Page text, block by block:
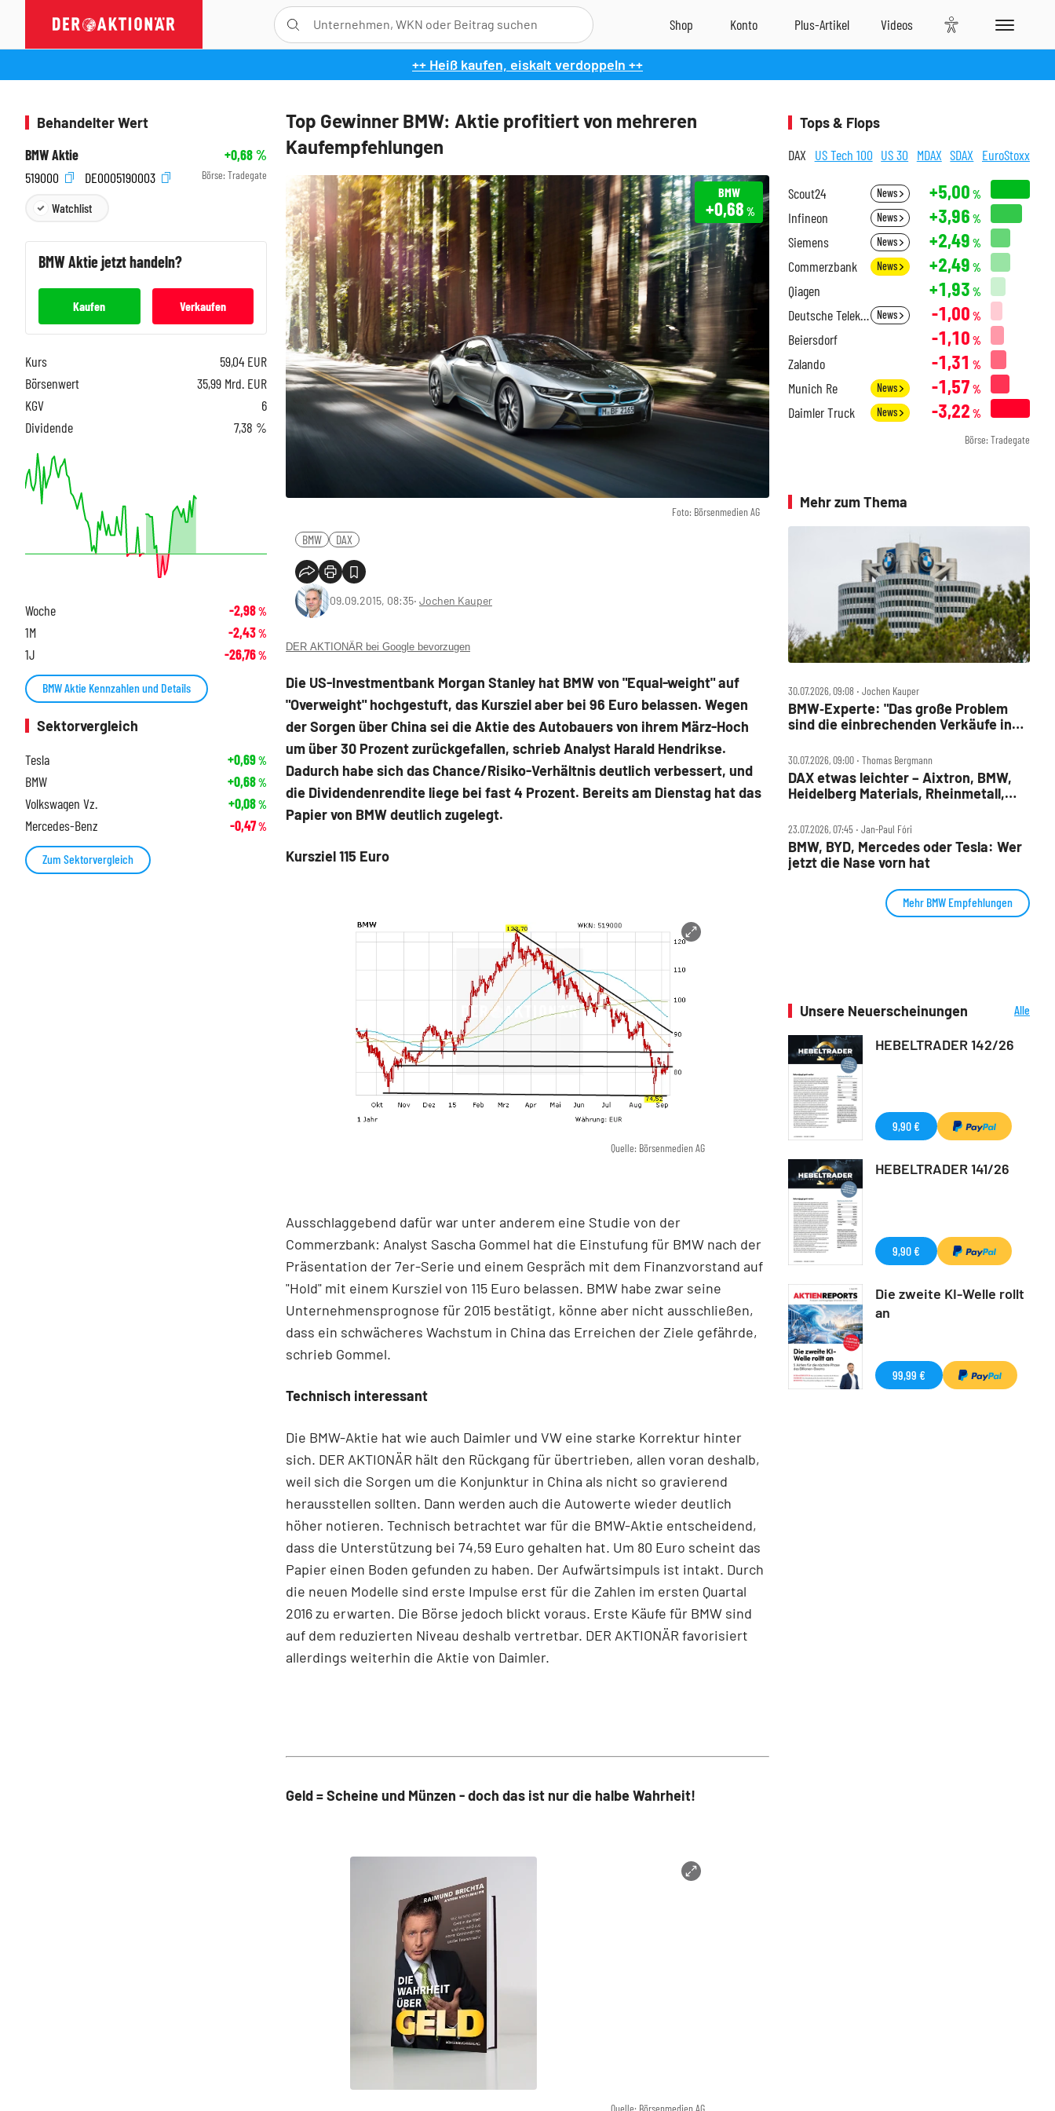
++ Heiß kaufen, eiskalt verdoppeln ++
Top Gewinner BMW: Aktie profitiert von mehreren
Kaufempfehlungen
Foto: Börsenmedien AG
BMW
+0,68 %
BMW DAX
09.09.2015, 08:35‧ Jochen Kauper
DER AKTIONÄR bei Google bevorzugen
Die US-Investmentbank Morgan Stanley hat BMW von "Equal-weight" auf
"Overweight" hochgestuft, das Kursziel aber bei 96 Euro belassen. Wegen
der Sorgen über China sei die Aktie des Autobauers von ihrem März-Hoch
um über 30 Prozent zurückgefallen, schrieb Analyst Harald Hendrikse.
Dadurch habe sich das Chance/Risiko-Verhältnis deutlich verbessert, und
die Dividendenrendite liege bei fast 4 Prozent. Bereits am Dienstag hat das
Papier von BMW deutlich zugelegt.
Kursziel 115 Euro
Quelle: Börsenmedien AG
Ausschlaggebend dafür war unter anderem eine Studie von der
Commerzbank: Analyst Sascha Gommel hat die Einstufung für BMW nach der
Präsentation der 7er-Serie und einem Gespräch mit dem Finanzvorstand auf
"Hold" mit einem Kursziel von 115 Euro belassen. BMW habe zwar seine
Unternehmensprognose für 2015 bestätigt, könne aber nicht ausschließen,
dass ein schwächeres Wachstum in China das Erreichen der Ziele gefährde,
schrieb Gommel.
Technisch interessant
Die BMW-Aktie hat wie auch Daimler und VW eine starke Korrektur hinter
sich. DER AKTIONÄR hält den Rückgang für übertrieben, allen voran deshalb,
weil sich die Sorgen um die Konjunktur in China als nicht so gravierend
herausstellen sollten. Dann werden auch die Autowerte wieder deutlich
höher notieren. Technisch betrachtet war für die BMW-Aktie entscheidend,
dass die Unterstützung bei 74,59 Euro gehalten hat. Um 80 Euro scheint das
Papier einen Boden gefunden zu haben. Der Aufwärtsimpuls ist intakt. Durch
die neuen Modelle sind erste Impulse erst für die Zahlen im ersten Quartal
2016 zu erwarten. Die Börse jedoch blickt voraus. Erste Käufe für BMW sind
auf dem reduzierten Niveau deshalb vertretbar. DER AKTIONÄR favorisiert
allerdings weiterhin die Aktie von Daimler.
Geld = Scheine und Münzen - doch das ist nur die halbe Wahrheit!
Behandelter Wert
BMW Aktie
+0,68%
519000
DE0005190003 Börse: Tradegate
Watchlist
BMWAktie jetzt handeln?
Kaufen Verkaufen
Kurs 59,04 EUR
Börsenwert
35,99 Mrd. EUR
KGV
6
Dividende
7,38 %
Woche -2,98%
1M -2,43%
1J -26,76%
BMW Aktie Kennzahlen und Details
Sektorvergleich
Tesla
+0,69%
BMW +0,68%
Volkswagen Vz. +0,08%
Mercedes-Benz -0,47%
Zum Sektorvergleich
Tops & Flops
DAX US Tech 100 US 30 MDAX SDAX EuroStoxx
Scout24 News +5,00 %
Infineon News +3,96 %
Siemens News +2,49 %
Commerzbank News +2,49 %
Qiagen +1,93 %
Deutsche Telekom News -1,00 %
Beiersdorf -1,10 %
Zalando -1,31 %
Munich Re News -1,57 %
Daimler Truck News -3,22 %
Börse: Tradegate
Mehr zum Thema
30.07.2026, 09:08 ‧ Jochen Kauper
BMW‑Experte: "Das große Problem
sind die einbrechenden Verkäufe in
30.07.2026, 09:00 ‧ Thomas Bergmann
DAX etwas leichter – Aixtron, BMW,
Heidelberg Materials, Rheinmetall,
Check
23.07.2026, 07:45 ‧ Jan-Paul Fóri
BMW, BYD, Mercedes oder Tesla: Wer
jetzt die Nase vorn hat
Mehr BMW Empfehlungen
Unsere Neuerscheinungen
Alle
HEBELTRADER 142/26
9,90 €
HEBELTRADER 141/26
9,90 €
Die zweite KI-Welle rollt
an
99,99 €